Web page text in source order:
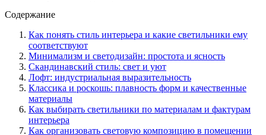
Содержание
Как понять стиль интерьера и какие светильники ему
соответствуют
Минимализм и светодизайн: простота и ясность
Скандинавский стиль: свет и уют
Лофт: индустриальная выразительность
Классика и роскошь: плавность форм и качественные
материалы
Как выбирать светильники по материалам и фактурам
интерьера
Как организовать световую композицию в помещении